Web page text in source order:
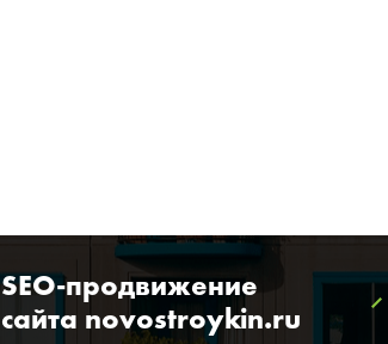
SEO-продвижение
сайта novostroykin.ru